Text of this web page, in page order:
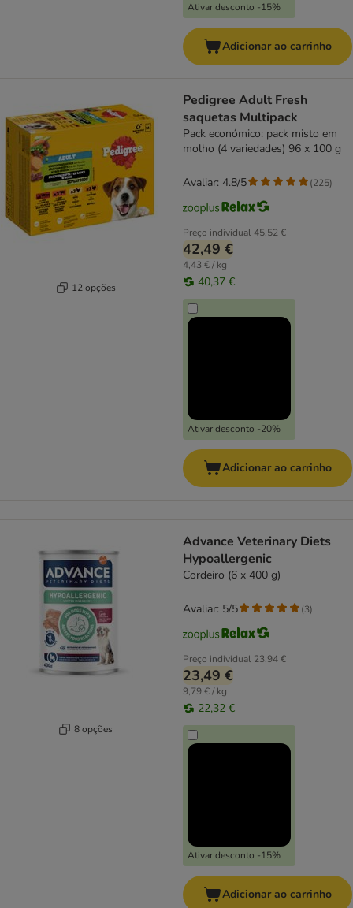
Ativar desconto -15%
Adicionar ao carrinho
12 opções
Pedigree Adult Fresh
saquetas Multipack
Pack económico: pack misto em
molho (4 variedades) 96 x 100 g
Preço individual45,52 €
42,49 €
4,43 € / kg
40,37 €
Ativar desconto -20%
Avaliar: 4.8/5 (225)
Adicionar ao carrinho
8 opções
Advance Veterinary Diets
Hypoallergenic
Cordeiro (6 x 400 g)
Preço individual 23,94 €
23,49 €
9,79 € / kg
22,32 €
Ativar desconto -15%
Avaliar: 5/5 (3)
Adicionar ao carrinho